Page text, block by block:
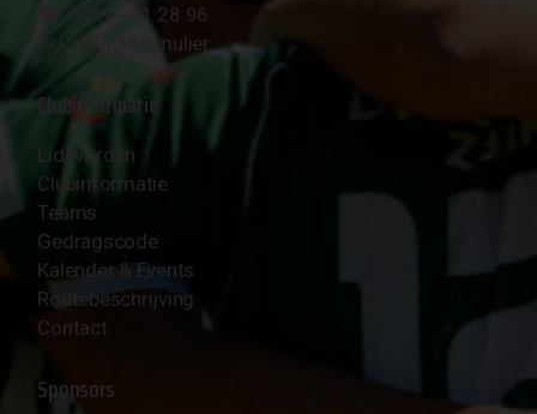
☎︎ 0341 - 41 28 96
✉︎ Contactformulier
Clubinformatie
Lid worden
Clubinformatie
Teams
Gedragscode
Kalender & Events
Routebeschrijving
Contact
Sponsors